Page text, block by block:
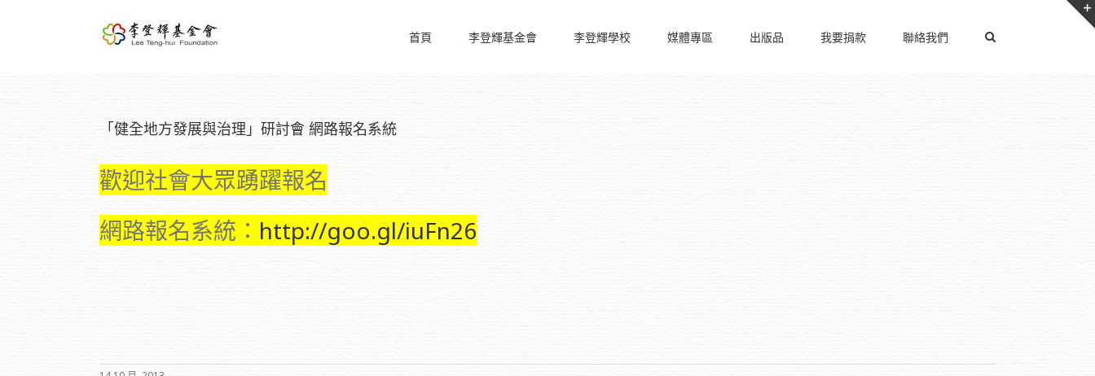
首頁 李登輝基金會 李登輝學校 媒體專區 出版品 我要捐款 聯絡我們
「健全地方發展與治理」研討會 網路報名系統
歡迎社會大眾踴躍報名
網路報名系統： http://goo.gl/iuFn26